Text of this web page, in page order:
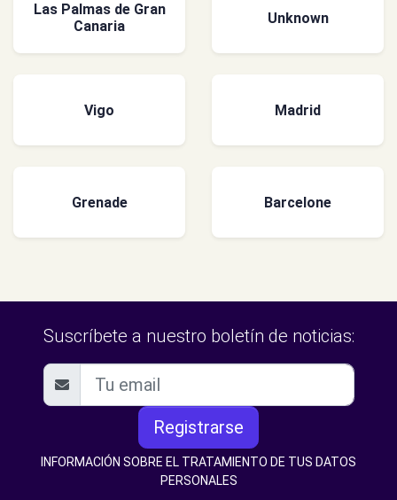
Las Palmas de Gran
Canaria
Unknown
Vigo Madrid
Grenade Barcelone
Suscríbete a nuestro boletín de noticias:
Registrarse
INFORMACIÓN SOBRE EL TRATAMIENTO DE TUS DATOS
PERSONALES